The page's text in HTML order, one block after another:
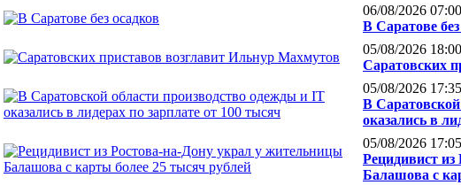
06/08/2026 07:00
В Саратове
05/08/2026 18:00
Саратовских
05/08/2026 17:35
В
оказались в
05/08/2026 17:05
Рецидивист
Балашова с